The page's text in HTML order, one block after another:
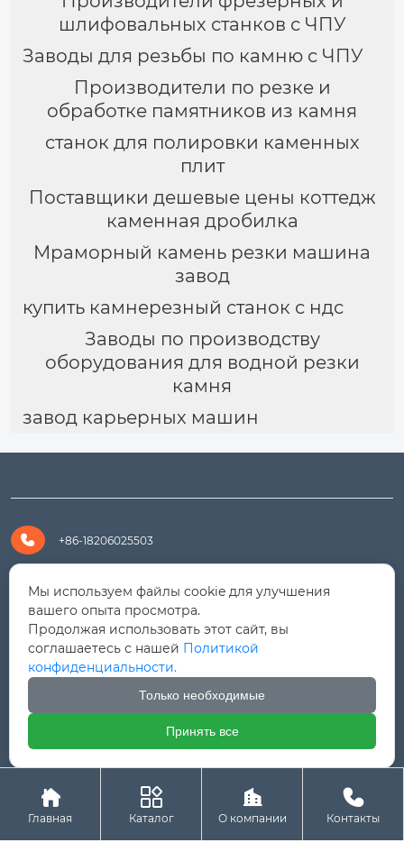
шлифовальных станков с ЧПУ
Заводы для резьбы по камню с ЧПУ
Производители по резке и
обработке памятников из камня
станок для полировки каменных
плит
Поставщики дешевые цены коттедж
каменная дробилка
Мраморный камень резки машина
завод
купить камнерезный станок с ндс
Заводы по производству
оборудования для водной резки
камня
завод карьерных машин
 +86-18206025503
 +8618206025503
 yanali@hualongm.com

351144, Китай, пров.Фуцзянь, г. Путянь, район Личэн,
промышленная зона Хуанши

Авторское право © ООО "Fujian Province HuaLong

Главная

Каталог

О компании

Контакты
Мы используем файлы cookie для улучшения
вашего опыта просмотра.
Продолжая использовать этот сайт, вы
соглашаетесь с нашей Политикой
конфиденциальности.
Только необходимые
Принять все